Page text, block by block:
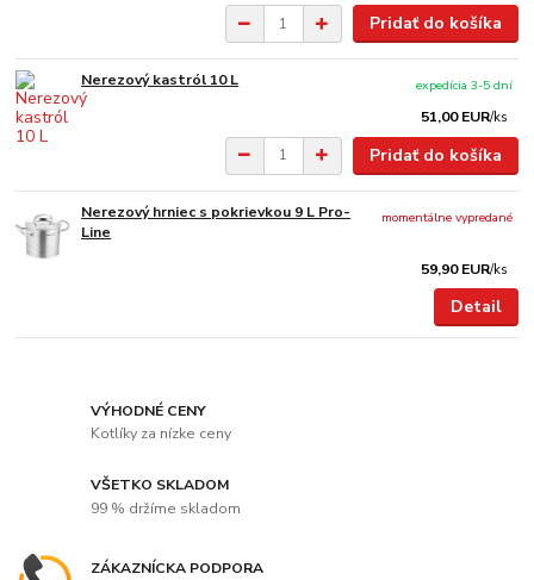
Pridať do košíka
Nerezový kastról 10 L
51,00 EUR/ks
expedícia 3-5 dní
Pridať do košíka
Nerezový hrniec s pokrievkou 9 L Pro-
Line
59,90 EUR/ks
momentálne vypredané
Detail
VÝHODNÉ CENY
Kotlíky za nízke ceny
VŠETKO SKLADOM
99 % držíme skladom
ZÁKAZNÍCKA PODPORA